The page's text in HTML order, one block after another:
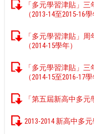
「多元學習津貼」
（2013-14至2015-16學
「多元學習津貼」
（2014-15學年）
「多元學習津貼」
（2014-15至2016-17學
「第五屆新高中多
2013-2014 新高中多